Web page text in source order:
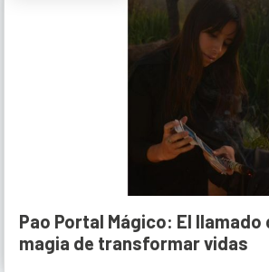
Pao Portal Mágico: El llamado
magia de transformar vidas